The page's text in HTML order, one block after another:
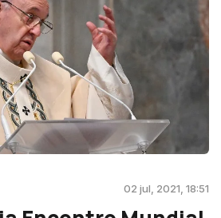
02 jul, 2021, 18:51